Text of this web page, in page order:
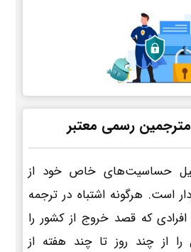
مترجمین رسمی معتبر
حساسیت‌های خاص خود از
است. هرگونه اشتباه در ترجمه
که قصد خروج از کشور را
را از چند روز تا چند هفته از